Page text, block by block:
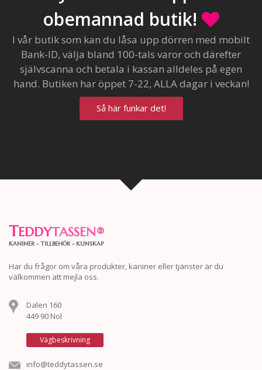
obemannad butik!
I vår butik som kan du låsa upp dörren med mobilt
Bank-ID, välja bland 100-tals varor och därefter
självscanna och betala i kassan alldeles på egen
hand. Butiken har öppet 7-22, ALLA dagar i veckan!
Så här funkar det!
TEDDYTASSEN®
KANINER - TILLBEHÖR - KUNSKAP
Har du frågor om våra produkter, kaniner eller tjänster är du
välkommen att mejla oss.
Dalen 160
449 90 Nol
Vägbeskrivning
info@teddytassen.se